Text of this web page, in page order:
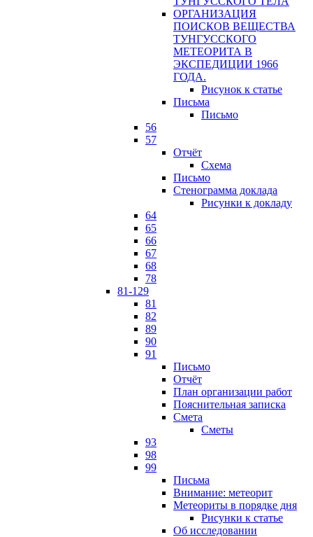
ОРГАНИЗАЦИЯ
ПОИСКОВ ВЕЩЕСТВА
ТУНГУССКОГО
МЕТЕОРИТА В
ЭКСПЕДИЦИИ 1966
ГОДА.
Рисунок к статье
Письма
Письмо
56
57
Отчёт
Схема
Письмо
Стенограмма доклада
Рисунки к докладу
64
65
66
67
68
78
81-129
81
82
89
90
91
Письмо
Отчёт
План организации работ
Пояснительная записка
Смета
Сметы
93
98
99
Письма
Внимание: метеорит
Метеориты в порядке дня
Рисунки к статье
Об исследовании